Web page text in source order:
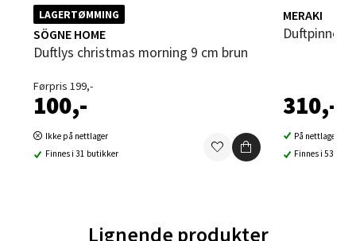
LAGERTØMMING
SÖGNE HOME
Duftlys christmas morning 9 cm brun
Førpris 199,-
100,-
Ikke på nettlager
Finnes i 31 butikker
MERAKI
Duftpinner
310,-
På nettlager
Finnes i 53
Lignende produkter
Brodtkorbsgate 7, 1338 Sandvika
Åpent i dag 10-21
Sartorvegen 12, 5353 Straume